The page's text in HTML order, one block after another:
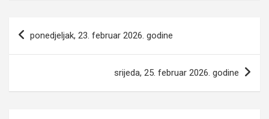
članaka
ponedjeljak, 23. februar 2026. godine
srijeda, 25. februar 2026. godine